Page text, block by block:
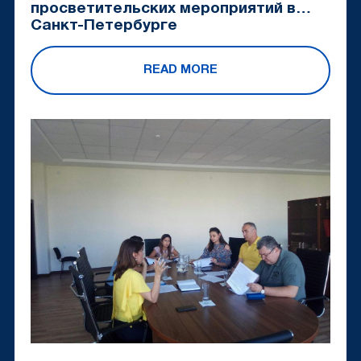
просветительских мероприятий в
Санкт-Петербурге
READ MORE